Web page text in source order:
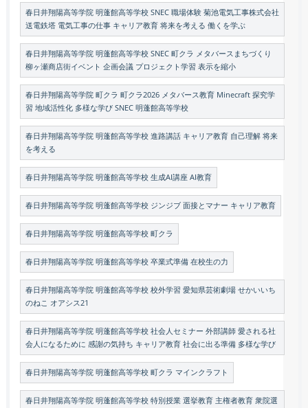
春日井翔陽高等学院 明蓬館高等学校 SNEC 職場体験 菊池電気工事株式会社
送電鉄塔 電気工事の仕事 キャリア教育 将来を考える 働くを学ぶ
春日井翔陽高等学院 明蓬館高等学校 SNEC 町クラ メタバースまちづくり
柳ヶ瀬商店街イベント 企画会議 プロジェクト学習 表示を縮小
春日井翔陽高等学院 町クラ 町クラ2026 メタバース教育 Minecraft 探究学
習 地域活性化 多様な学び SNEC 明蓬館高等学校
春日井翔陽高等学院 明蓬館高等学校 進路講話 キャリア教育 自己理解 将来
を考える
春日井翔陽高等学院 明蓬館高等学校 生成AI講座 AI教育
春日井翔陽高等学院 明蓬館高等学校 ジンジブ 面接とマナー キャリア教育
春日井翔陽高等学院 明蓬館高等学校 町クラ
春日井翔陽高等学院 明蓬館高等学校 卒業式準備 在校生の力
春日井翔陽高等学院 明蓬館高等学校 校外学習 愛知県芸術劇場 せかいいち
のねこ オアシス21
春日井翔陽高等学院 明蓬館高等学校 社会人セミナー 外部講師 愛される社
会人になるために 感謝の気持ち キャリア教育 社会に出る準備 多様な学び
春日井翔陽高等学院 明蓬館高等学校 町クラ マインクラフト
春日井翔陽高等学院 明蓬館高等学校 特別授業 選挙教育 主権者教育 衆院選